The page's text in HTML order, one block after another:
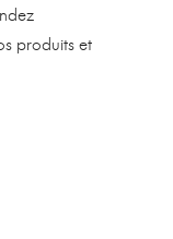
produits et